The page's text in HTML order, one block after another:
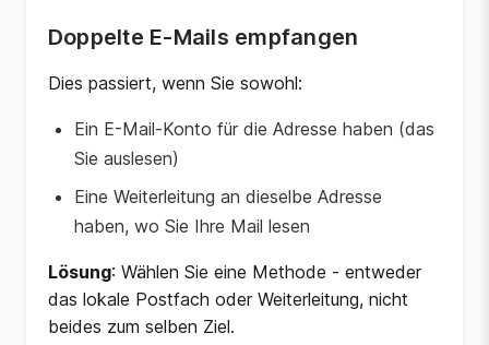
Doppelte E-Mails empfangen
Dies passiert, wenn Sie sowohl:
Ein E-Mail-Konto für die Adresse haben (das
Sie auslesen)
Eine Weiterleitung an dieselbe Adresse
haben, wo Sie Ihre Mail lesen
Lösung: Wählen Sie eine Methode - entweder
das lokale Postfach oder Weiterleitung, nicht
beides zum selben Ziel.